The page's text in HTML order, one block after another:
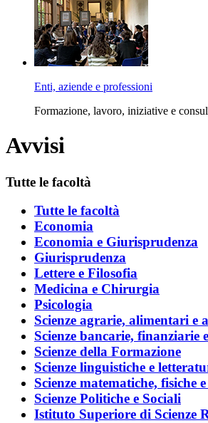
Enti, aziende e professioni
Formazione, lavoro, iniziative e
Avvisi
Tutte le facoltà
Tutte le facoltà
Economia
Economia e Giurisprudenza
Giurisprudenza
Lettere e Filosofia
Medicina e Chirurgia
Psicologia
Scienze agrarie, alimentari e
Scienze bancarie, finanziarie
Scienze della Formazione
Scienze linguistiche e
Scienze matematiche, fisiche
Scienze Politiche e Sociali
Istituto Superiore di Scienze